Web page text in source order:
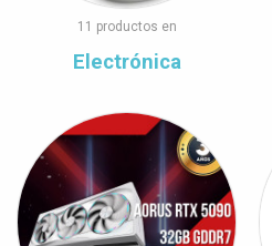
11 productos en
Electrónica